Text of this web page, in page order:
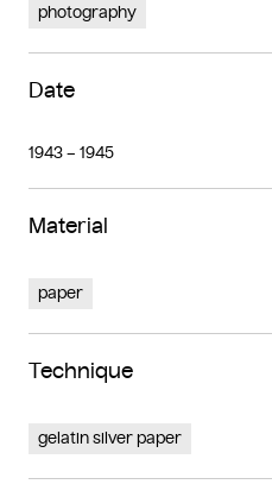
photography
Date
1943 – 1945
Material
paper
Technique
gelatin silver paper